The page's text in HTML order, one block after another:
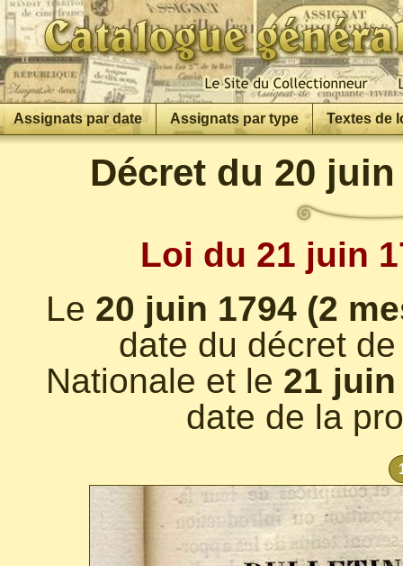
Assignats par date Assignats par type Textes de
Décret du 20
Loi du 21 juin
Le 20 juin 1794 (2
date du décret
Nationale et le 21
date de la